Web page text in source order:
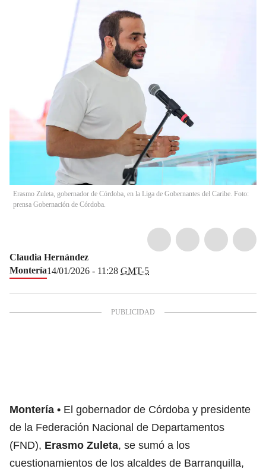
Erasmo Zuleta, gobernador de Córdoba, en la Liga de Gobernantes del Caribe. Foto:
prensa Gobernación de Córdoba.
Claudia Hernández
Montería14/01/2026 - 11:28 GMT-5
Montería
El gobernador de Córdoba y presidente
de la Federación Nacional de Departamentos
(FND), Erasmo Zuleta, se sumó a los
cuestionamientos de los alcaldes de Barranquilla,